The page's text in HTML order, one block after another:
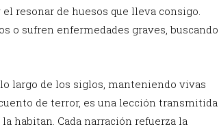
resonar de huesos que lleva consigo.
o sufren enfermedades graves, buscando
largo de los siglos, manteniendo vivas
de terror, es una lección transmitida
habitan. Cada narración refuerza la